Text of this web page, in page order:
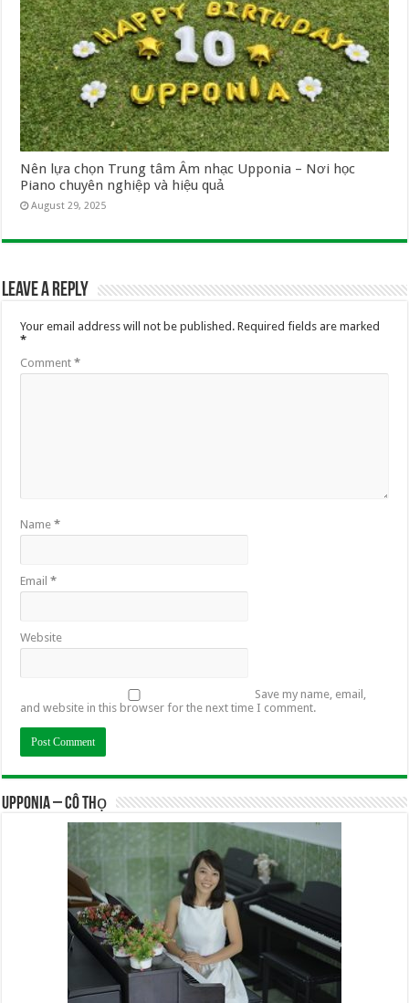
Nên lựa chọn Trung tâm Âm nhạc Upponia – Nơi học
Piano chuyên nghiệp và hiệu quả
August 29, 2025
Leave a Reply
Your email address will not be published. Required fields are marked
*
Comment*
Name*
Email*
Website
Save my name, email,
and website in this browser for the next time I comment.
UPPONIA – Cô Thọ